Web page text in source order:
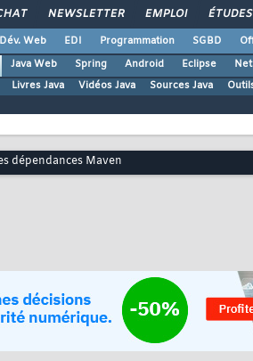
NEWSLETTER EMPLOI ÉTUDES
Dév. Web EDI Programmation SGBD
Java Web Spring Android Eclipse
Livres Java Vidéos Java Sources Java
dépendances Maven